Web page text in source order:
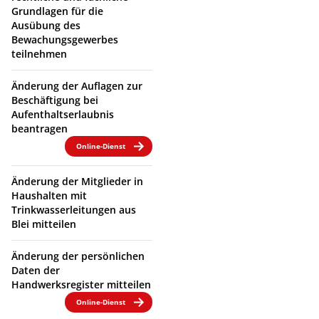
Grundlagen für die
Ausübung des
Bewachungsgewerbes
teilnehmen
Änderung der Auflagen zur
Beschäftigung bei
Aufenthaltserlaubnis
beantragen
Online-Dienst
Änderung der Mitglieder in
Haushalten mit
Trinkwasserleitungen aus
Blei mitteilen
Änderung der persönlichen
Daten der
Handwerksregister mitteilen
Online-Dienst